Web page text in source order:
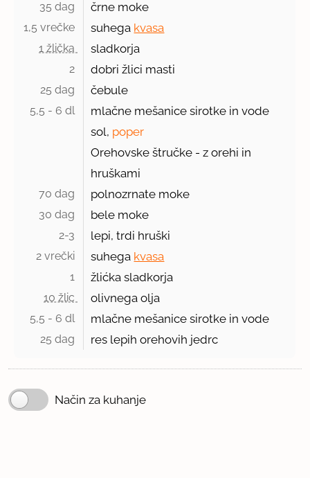
35 dag črne moke
1,5 vrečke suhega kvasa
1 žlička sladkorja
2 dobri žlici masti
25 dag čebule
5,5 - 6 dl
mlačne mešanice sirotke in vode
sol, poper
Orehovske štručke - z orehi in
hruškami
70 dag polnozrnate moke
30 dag bele moke
2-3 lepi, trdi hruški
2 vrečki suhega kvasa
1 žlićka sladkorja
10 žlic olivnega olja
5,5 - 6 dl mlačne mešanice sirotke in vode
25 dag res lepih orehovih jedrc
Način za kuhanje